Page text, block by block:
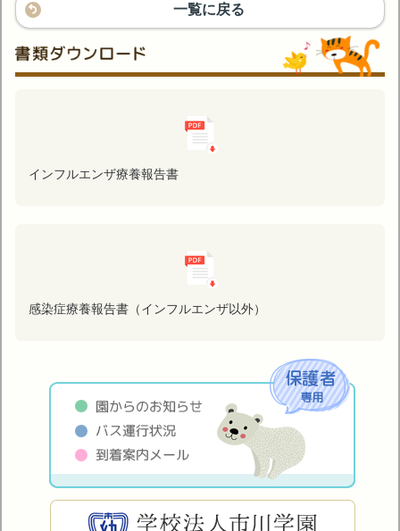
一覧に戻る
インフルエンザ療養報告書
感染症療養報告書（インフルエンザ以外）